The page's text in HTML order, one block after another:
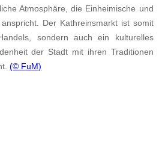
Atmosphäre, die Einheimische und
Der Kathreinsmarkt ist somit
sondern auch ein kulturelles
der Stadt mit ihren Traditionen
(© FuM)